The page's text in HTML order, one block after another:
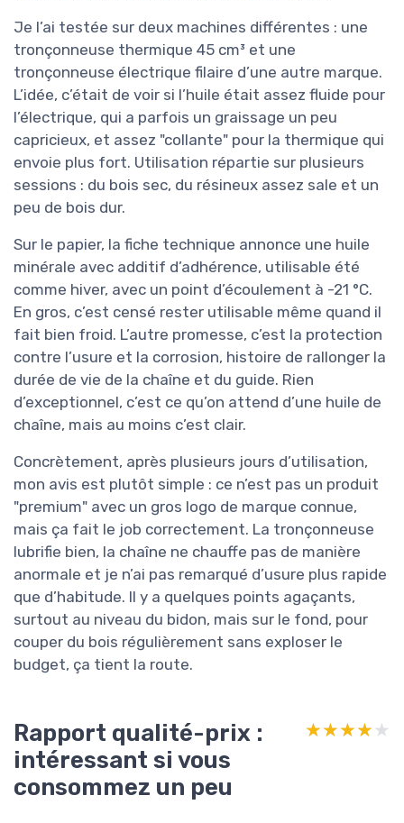
Je l’ai testée sur deux machines différentes : une
tronçonneuse thermique 45 cm³ et une
tronçonneuse électrique filaire d’une autre marque.
L’idée, c’était de voir si l’huile était assez fluide pour
l’électrique, qui a parfois un graissage un peu
capricieux, et assez "collante" pour la thermique qui
envoie plus fort. Utilisation répartie sur plusieurs
sessions : du bois sec, du résineux assez sale et un
peu de bois dur.
Sur le papier, la fiche technique annonce une huile
minérale avec additif d’adhérence, utilisable été
comme hiver, avec un point d’écoulement à -21 °C.
En gros, c’est censé rester utilisable même quand il
fait bien froid. L’autre promesse, c’est la protection
contre l’usure et la corrosion, histoire de rallonger la
durée de vie de la chaîne et du guide. Rien
d’exceptionnel, c’est ce qu’on attend d’une huile de
chaîne, mais au moins c’est clair.
Concrètement, après plusieurs jours d’utilisation,
mon avis est plutôt simple : ce n’est pas un produit
"premium" avec un gros logo de marque connue,
mais ça fait le job correctement. La tronçonneuse
lubrifie bien, la chaîne ne chauffe pas de manière
anormale et je n’ai pas remarqué d’usure plus rapide
que d’habitude. Il y a quelques points agaçants,
surtout au niveau du bidon, mais sur le fond, pour
couper du bois régulièrement sans exploser le
budget, ça tient la route.
Rapport qualité-prix :
intéressant si vous
consommez un peu
★★★★★
★★★★★